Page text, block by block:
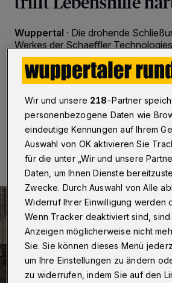
Wuppertal · Die drohende
Werkes der Schaeffler
gravierende Folgen für die
Das befürchtet Uwe Meyer,
Technik und Vertrieb.
16.02.2021 , 17:20 Uhr 2 Minuten
Wir und unsere 218-Partner
personenbezogene Daten wie
eindeutige Kennungen auf Ihrem
Auswahl von OK aktivieren Sie
für die unter „Wir und unsere
Daten, um Ihnen Dienste
Zwecke. Durch Auswahl von Alle
Widerruf Ihrer Einwilligung werden
Wenn Tracker deaktiviert sind, sind
Anzeigen möglicherweise nicht
Sie. Sie können dieses Menü
um Ihre Einstellungen zu ändern
zu widerrufen, indem Sie auf den